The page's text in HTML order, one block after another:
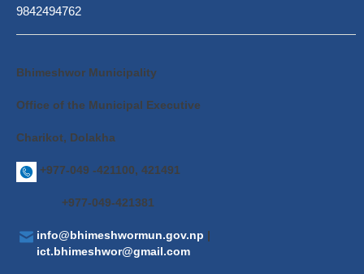
9842494762
Bhimeshwor Municipality
Office of the Municipal Executive
Charikot, Dolakha
+977-049 -421100, 421491
+977-049-421381
info@bhimeshwormun.gov.np |
ict.bhimeshwor@gmail.com